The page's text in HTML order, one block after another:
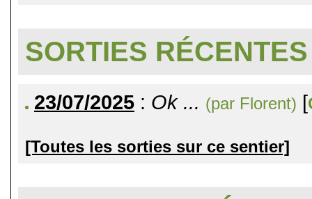
SORTIES RÉCENTES
23/07/2025 : Ok ... (par Florent) [
[Toutes les sorties sur ce sentier]